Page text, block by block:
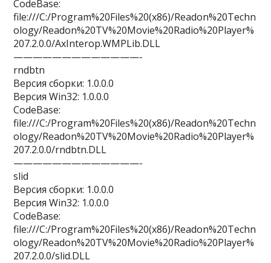
CodeBase:
file:///C:/Program%20Files%20(x86)/Readon%20Techn
ology/Readon%20TV%20Movie%20Radio%20Player%
207.2.0.0/AxInterop.WMPLib.DLL
—————————————-
rndbtn
Версия сборки: 1.0.0.0
Версия Win32: 1.0.0.0
CodeBase:
file:///C:/Program%20Files%20(x86)/Readon%20Techn
ology/Readon%20TV%20Movie%20Radio%20Player%
207.2.0.0/rndbtn.DLL
—————————————-
slid
Версия сборки: 1.0.0.0
Версия Win32: 1.0.0.0
CodeBase:
file:///C:/Program%20Files%20(x86)/Readon%20Techn
ology/Readon%20TV%20Movie%20Radio%20Player%
207.2.0.0/slid.DLL